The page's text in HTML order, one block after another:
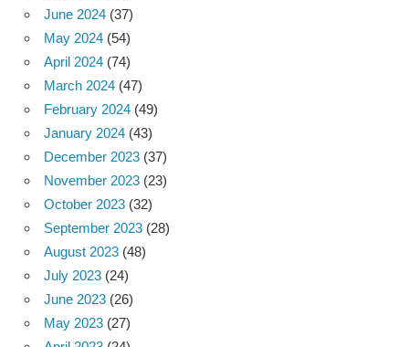
June 2024 (37)
May 2024 (54)
April 2024 (74)
March 2024 (47)
February 2024 (49)
January 2024 (43)
December 2023 (37)
November 2023 (23)
October 2023 (32)
September 2023 (28)
August 2023 (48)
July 2023 (24)
June 2023 (26)
May 2023 (27)